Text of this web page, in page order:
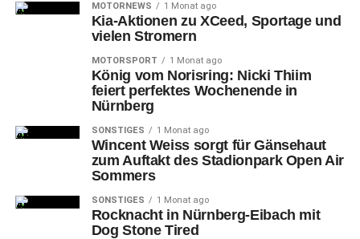
den Ball nach einem kapitalen Lattenschuß des 27-
jährigen John Patrick Strauß mit einem mutigen Direkt-
vollstreckte so ins kurze Ecke zum 1:2 (74.).
Okunuki + Lohkemper retten
FCN in Verlängerung
Großteil der 28 489 zahlenden Besucher*innen –
MOTORNEWS 1 Monat ago
Kia-Aktionen zu XCeed, Sportage und
vielen Stromern
MOTORSPORT 1 Monat ago
König vom Norisring: Nicki Thiim
feiert perfektes Wochenende in
Nürnberg
SONSTIGES 1 Monat ago
Wincent Weiss sorgt für Gänsehaut
zum Auftakt des Stadionpark Open Air
Sommers
SONSTIGES 1 Monat ago
Rocknacht in Nürnberg-Eibach mit
Dog Stone Tired